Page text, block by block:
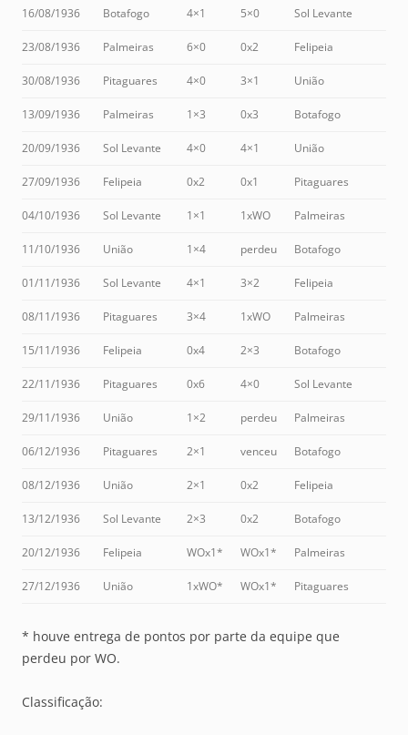
16/08/1936 Botafogo 4×1 5×0 Sol Levante
23/08/1936 Palmeiras 6×0 0x2 Felipeia
30/08/1936 Pitaguares 4×0 3×1 União
13/09/1936 Palmeiras 1×3 0x3 Botafogo
20/09/1936 Sol Levante 4×0 4×1 União
27/09/1936 Felipeia 0x2 0x1 Pitaguares
04/10/1936 Sol Levante 1×1 1xWO Palmeiras
11/10/1936 União 1×4 perdeu Botafogo
01/11/1936 Sol Levante 4×1 3×2 Felipeia
08/11/1936 Pitaguares 3×4 1xWO Palmeiras
15/11/1936 Felipeia 0x4 2×3 Botafogo
22/11/1936 Pitaguares 0x6 4×0 Sol Levante
29/11/1936 União 1×2 perdeu Palmeiras
06/12/1936 Pitaguares 2×1 venceu Botafogo
08/12/1936 União 2×1 0x2 Felipeia
13/12/1936 Sol Levante 2×3 0x2 Botafogo
20/12/1936 Felipeia WOx1* WOx1* Palmeiras
27/12/1936 União 1xWO* WOx1* Pitaguares
* houve entrega de pontos por parte da equipe que
perdeu por WO.
Classificação: